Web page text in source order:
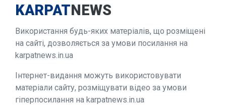
KARPATNEWS
Використання будь-яких матеріалів, що розміщені
на сайті, дозволяється за умови посилання на
karpatnews.in.ua
Інтернет-видання можуть використовувати
матеріали сайту, розміщувати відео за умови
гіперпосилання на karpatnews.in.ua